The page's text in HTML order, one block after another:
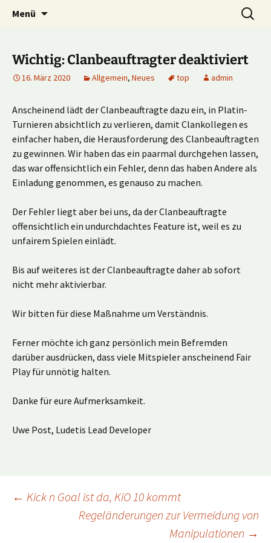
Kick it out!
Multiplayer Football Manager
Menü
Suche
nach:
Wichtig: Clanbeauftragter deaktiviert
16. März 2020 Allgemein, Neues top admin
Anscheinend lädt der Clanbeauftragte dazu ein, in Platin-
Turnieren absichtlich zu verlieren, damit Clankollegen es
einfacher haben, die Herausforderung des Clanbeauftragten
zu gewinnen. Wir haben das ein paarmal durchgehen lassen,
das war offensichtlich ein Fehler, denn das haben Andere als
Einladung genommen, es genauso zu machen.
Der Fehler liegt aber bei uns, da der Clanbeauftragte
offensichtlich ein undurchdachtes Feature ist, weil es zu
unfairem Spielen einlädt.
Bis auf weiteres ist der Clanbeauftragte daher ab sofort
nicht mehr aktivierbar.
Wir bitten für diese Maßnahme um Verständnis.
Ferner möchte ich ganz persönlich mein Befremden
darüber ausdrücken, dass viele Mitspieler anscheinend Fair
Play für unnötig halten.
Danke für eure Aufmerksamkeit.
Uwe Post, Ludetis Lead Developer
Beitragsnavigation
← Kick n Goal ist da, KiO 10 kommt
Regeländerungen zur Vermeidung von
Manipulationen →